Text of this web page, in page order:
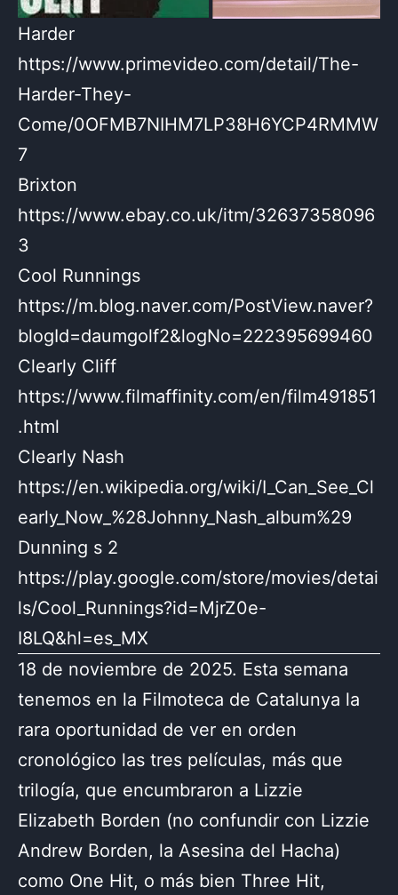
Harder
https://www.primevideo.com/detail/The-
Harder-They-
Come/0OFMB7NIHM7LP38H6YCP4RMMW
7
Brixton
https://www.ebay.co.uk/itm/32637358096
3
Cool Runnings
https://m.blog.naver.com/PostView.naver?
blogId=daumgolf2&logNo=222395699460
Clearly Cliff
https://www.filmaffinity.com/en/film491851
.html
Clearly Nash
https://en.wikipedia.org/wiki/I_Can_See_Cl
early_Now_%28Johnny_Nash_album%29
Dunning s 2
https://play.google.com/store/movies/detai
ls/Cool_Runnings?id=MjrZ0e-
I8LQ&hl=es_MX
18 de noviembre de 2025. Esta semana
tenemos en la Filmoteca de Catalunya la
rara oportunidad de ver en orden
cronológico las tres películas, más que
trilogía, que encumbraron a Lizzie
Elizabeth Borden (no confundir con Lizzie
Andrew Borden, la Asesina del Hacha)
como One Hit, o más bien Three Hit,